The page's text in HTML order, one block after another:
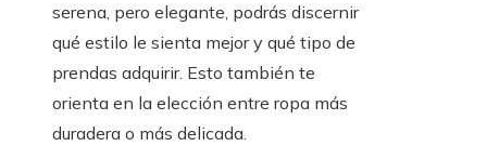
serena, pero elegante, podrás discernir
qué estilo le sienta mejor y qué tipo de
prendas adquirir. Esto también te
orienta en la elección entre ropa más
duradera o más delicada.